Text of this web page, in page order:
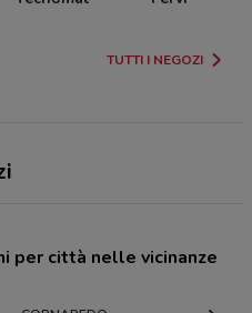
TUTTI I NEGOZI
per città nelle vicinanze